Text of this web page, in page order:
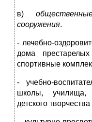
в)
сооружения.
- лечебно-
дома
спортивные
- учебно-
школы, училища,
детского творчества